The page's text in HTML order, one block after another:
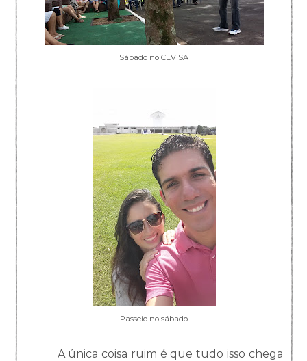
Sábado no CEVISA
Passeio no sábado
A única coisa ruim é que tudo isso chega